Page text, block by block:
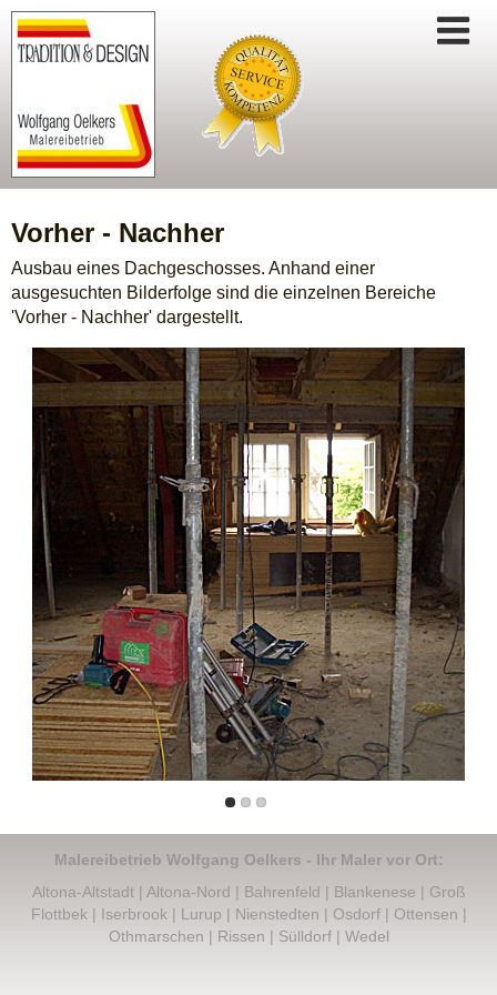
Verwaltungen
Design
Techniken
Möbel
Boden
Innen
Außen
Senioren- und Urlaubs-Service
Gut schlafen
Referenzen
Vorher-Nachher
Werkstatt
Kontakt
Vorher - Nachher
Ausbau eines Dachgeschosses. Anhand einer
ausgesuchten Bilderfolge sind die einzelnen Bereiche
'Vorher - Nachher' dargestellt.
Malereibetrieb Wolfgang Oelkers - Ihr Maler vor Ort:
Altona-Altstadt| Altona-Nord | Bahrenfeld | Blankenese | Groß
Flottbek| Iserbrook| Lurup | Nienstedten | Osdorf| Ottensen |
Othmarschen | Rissen | Sülldorf| Wedel